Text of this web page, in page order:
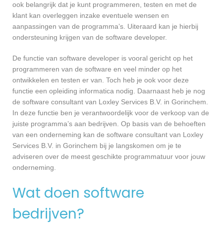
ook belangrijk dat je kunt programmeren, testen en met de
klant kan overleggen inzake eventuele wensen en
aanpassingen van de programma’s. Uiteraard kan je hierbij
ondersteuning krijgen van de software developer.
De functie van software developer is vooral gericht op het
programmeren van de software en veel minder op het
ontwikkelen en testen er van. Toch heb je ook voor deze
functie een opleiding informatica nodig. Daarnaast heb je nog
de software consultant van Loxley Services B.V. in Gorinchem.
In deze functie ben je verantwoordelijk voor de verkoop van de
juiste programma’s aan bedrijven. Op basis van de behoeften
van een onderneming kan de software consultant van Loxley
Services B.V. in Gorinchem bij je langskomen om je te
adviseren over de meest geschikte programmatuur voor jouw
onderneming.
Wat doen software
bedrijven?